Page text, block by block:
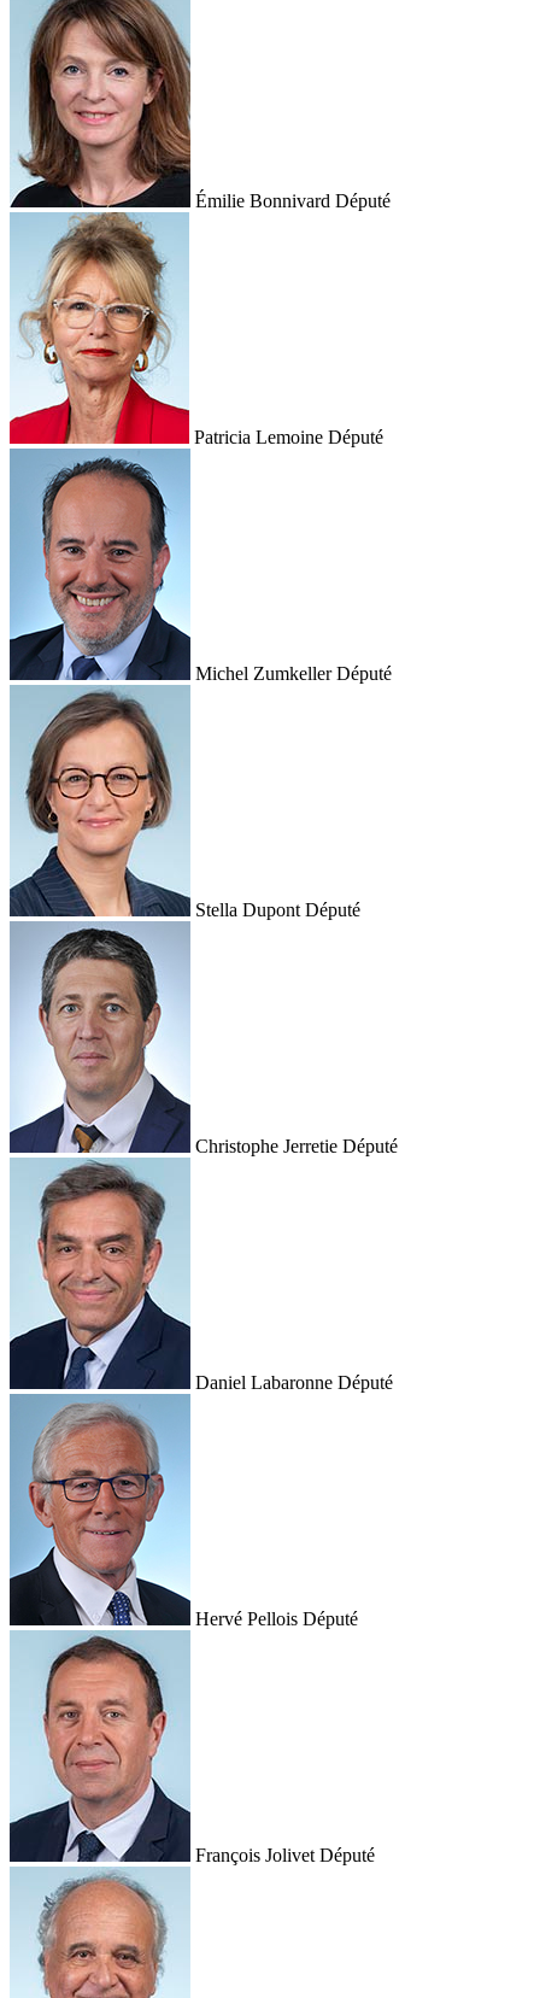
Émilie Bonnivard Député
Patricia Lemoine Député
Michel Zumkeller Député
Stella Dupont Député
Christophe Jerretie Député
Daniel Labaronne Député
Hervé Pellois Député
François Jolivet Député